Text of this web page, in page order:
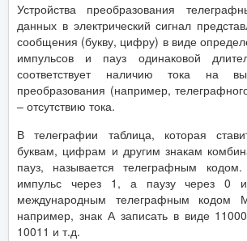
Устройства преобразования
данных в электрический сигнал
сообщения (букву, цифру) в виде
импульсов и пауз одинаковой
соответствует наличию тока на
преобразования (например,
– отсутствию тока.
В телеграфии таблица, которая
буквам, цифрам и другим знакам
пауз, называется телеграфным
импульс через 1, а паузу через 0 и
международным телеграфным кодом
например, знак А записать в виде
10011 и т.д.